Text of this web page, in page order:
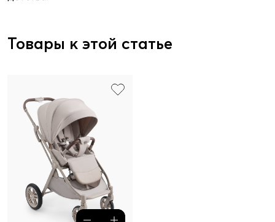
Товары к этой статье